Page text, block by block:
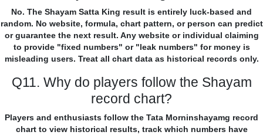
No. The Shayam Satta King result is entirely luck-based and
random. No website, formula, chart pattern, or person can predict
or guarantee the next result. Any website or individual claiming
to provide "fixed numbers" or "leak numbers" for money is
misleading users. Treat all chart data as historical records only.
Q11. Why do players follow the Shayam
record chart?
Players and enthusiasts follow the Tata Morninshayamg record
chart to view historical results, track which numbers have